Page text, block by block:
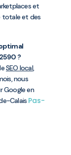
et
totale et des
?
SEO local,
nous
Google en
Calais Pas-